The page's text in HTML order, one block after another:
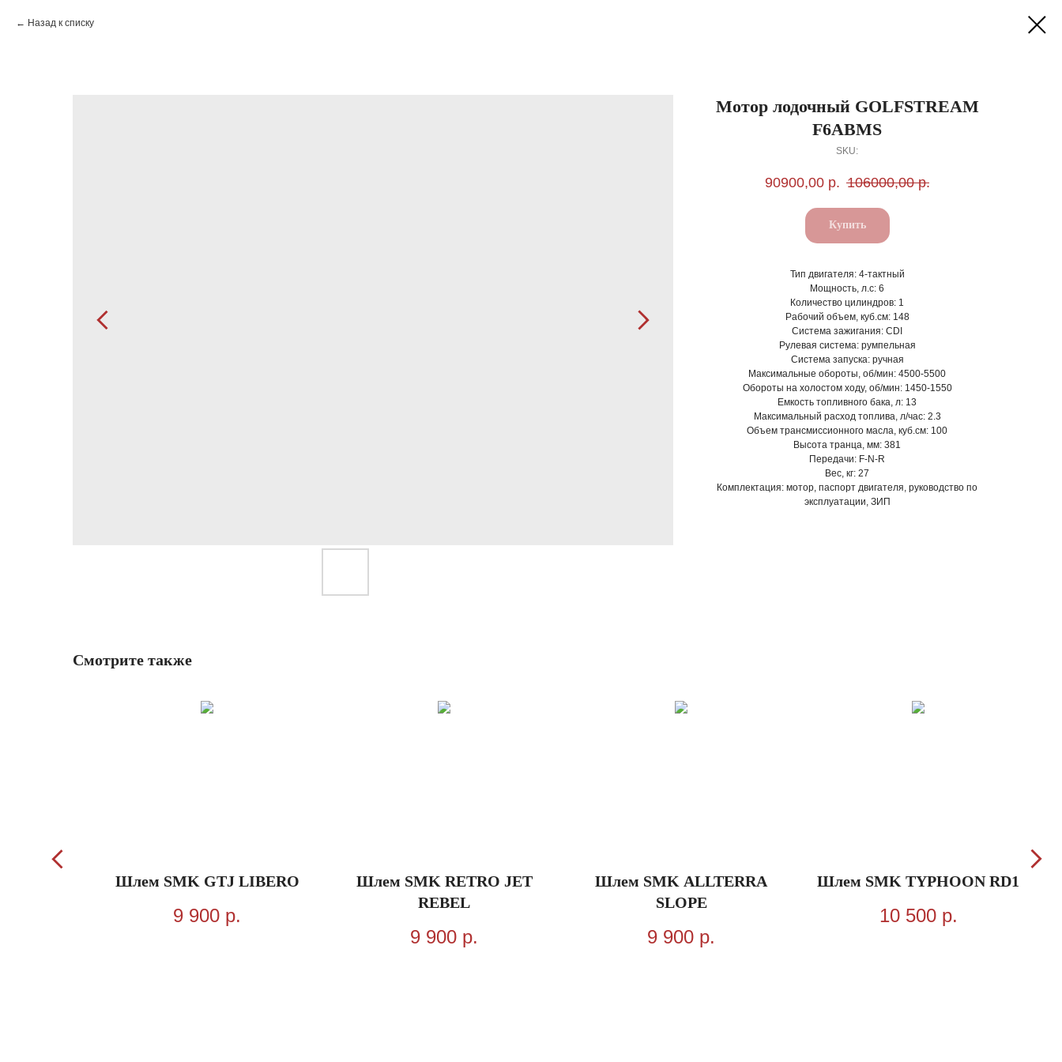
Назад к списку
Мотор лодочный GOLFSTREAM
F6ABMS
SKU:
90900,00 р. 106000,00 р.
Купить
Тип двигателя: 4-тактный
Мощность, л.с: 6
Количество цилиндров: 1
Рабочий объем, куб.см: 148
Система зажигания: CDI
Рулевая система: румпельная
Система запуска: ручная
Максимальные обороты, об/мин: 4500-5500
Обороты на холостом ходу, об/мин: 1450-1550
Емкость топливного бака, л: 13
Максимальный расход топлива, л/час: 2.3
Объем трансмиссионного масла, куб.см: 100
Высота транца, мм: 381
Передачи: F-N-R
Вес, кг: 27
Комплектация: мотор, паспорт двигателя, руководство по
эксплуатации, ЗИП
Смотрите также
Шлем SMK GTJ LIBERO
9 900 р.
Шлем SMK RETRO JET
REBEL
9 900 р.
Шлем SMK ALLTERRA
SLOPE
9 900 р.
Шлем SMK TYPHOON RD1
10 500 р.